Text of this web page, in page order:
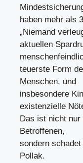
haben mehr als
„Niemand
aktuellen
teuerste Form
Menschen, und
insbesondere
existenzielle
Das ist nicht
Betroffenen,
sondern
Pollak.